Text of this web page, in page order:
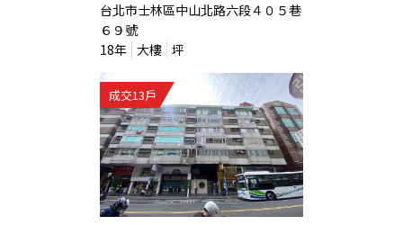
台北市士林區中山北路六段４０５巷
６９號
18年 大樓 坪
成交13戶